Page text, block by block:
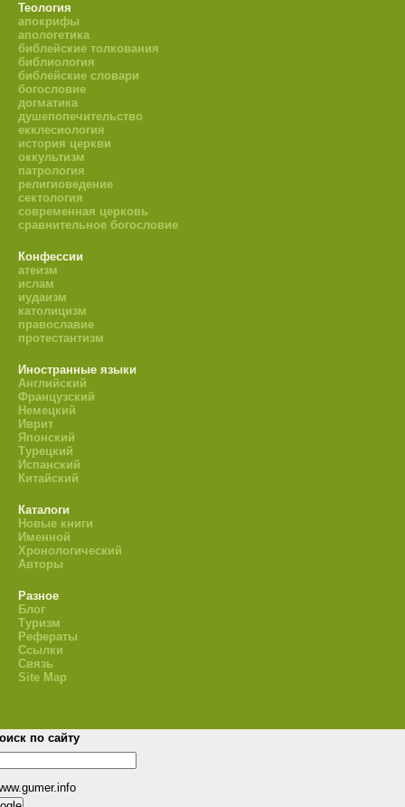
Теология
апокрифы
апологетика
библейские толкования
библиология
библейские словари
богословие
догматика
душепопечительство
екклесиология
история церкви
оккультизм
патрология
религиоведение
сектология
современная церковь
сравнительное богословие
Конфессии
атеизм
ислам
иудаизм
католицизм
православие
протестантизм
Иностранные языки
Английский
Французский
Немецкий
Иврит
Японский
Турецкий
Испанский
Китайский
Каталоги
Новые книги
Именной
Хронологический
Авторы
Разное
Блог
Туризм
Рефераты
Ссылки
Связь
Site Map
по сайту